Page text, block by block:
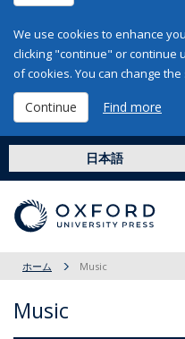
We use cookies to enhance
clicking "continue" or continue
of cookies. You can change
Continue Find more
日本語
ホーム Music
Music